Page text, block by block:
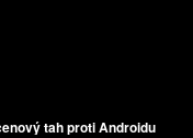
tah proti Androidu